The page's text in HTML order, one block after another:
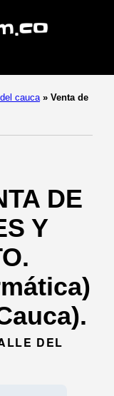
cauca » Venta de
DE
Y
DEL